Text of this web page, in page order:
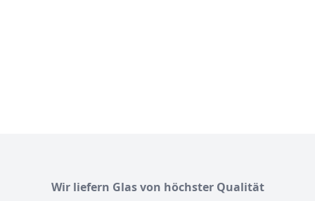
Wir liefern Glas von höchster Qualität